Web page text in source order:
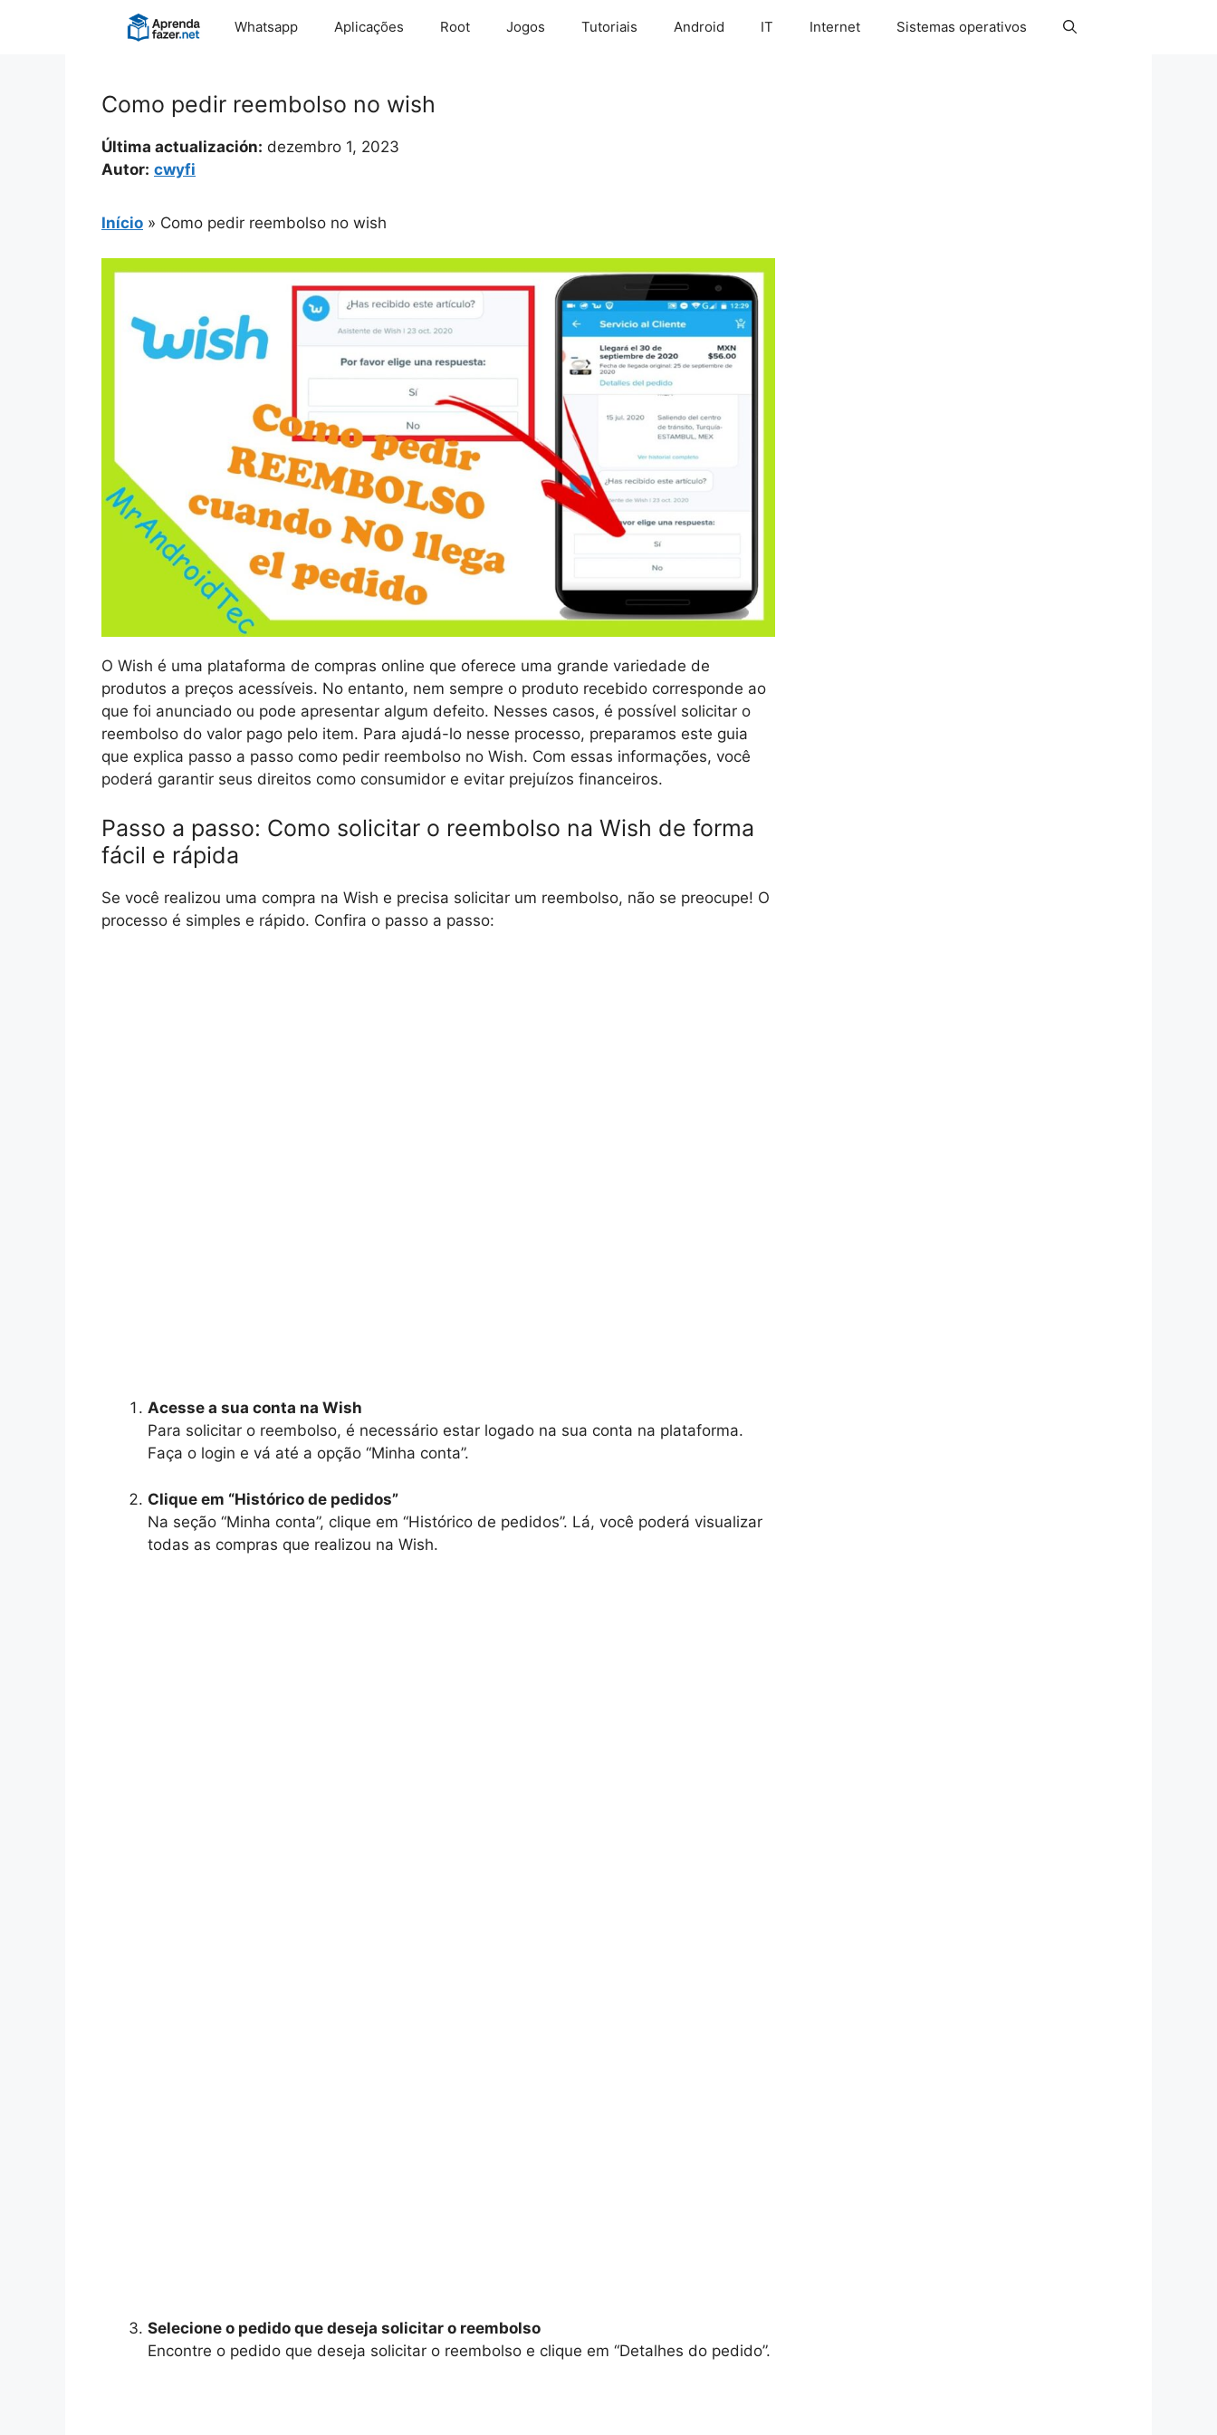
Whatsapp Aplicações Root Jogos Tutoriais Android IT Internet Sistemas operativos
Como pedir reembolso no wish
Última actualización: dezembro 1, 2023
Autor: cwyfi
Início » Como pedir reembolso no wish
O Wish é uma plataforma de compras online que oferece uma grande variedade de
produtos a preços acessíveis. No entanto, nem sempre o produto recebido corresponde ao
que foi anunciado ou pode apresentar algum defeito. Nesses casos, é possível solicitar o
reembolso do valor pago pelo item. Para ajudá-lo nesse processo, preparamos este guia
que explica passo a passo como pedir reembolso no Wish. Com essas informações, você
poderá garantir seus direitos como consumidor e evitar prejuízos financeiros.
Passo a passo: Como solicitar o reembolso na Wish de forma
fácil e rápida
Se você realizou uma compra na Wish e precisa solicitar um reembolso, não se preocupe! O
processo é simples e rápido. Confira o passo a passo:
Acesse a sua conta na Wish
Para solicitar o reembolso, é necessário estar logado na sua conta na plataforma.
Faça o login e vá até a opção “Minha conta”.
Clique em “Histórico de pedidos”
Na seção “Minha conta”, clique em “Histórico de pedidos”. Lá, você poderá visualizar
todas as compras que realizou na Wish.
Selecione o pedido que deseja solicitar o reembolso
Encontre o pedido que deseja solicitar o reembolso e clique em “Detalhes do pedido”.